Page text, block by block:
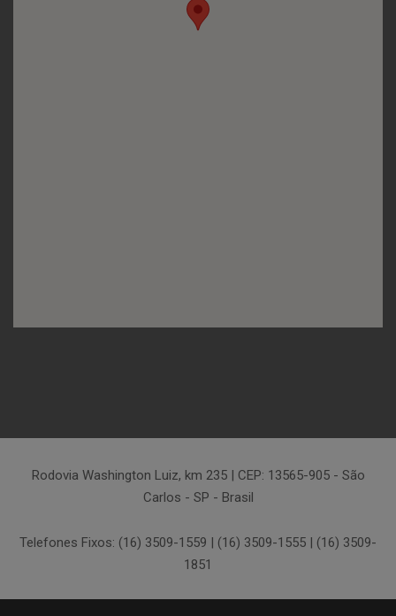
Rodovia Washington Luiz, km 235 | CEP: 13565-905 - São
Carlos - SP - Brasil
Telefones Fixos: (16) 3509-1559 | (16) 3509-1555 | (16) 3509-
1851